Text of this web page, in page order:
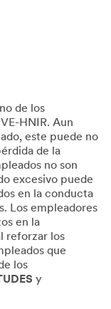
de los
HNIR. Aun
este puede no
de la
no son
excesivo puede
en la conducta
Los empleadores
en la
reforzar los
que
los
y